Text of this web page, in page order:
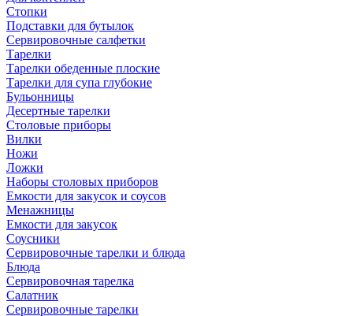
Стопки
Подставки для бутылок
Сервировочные салфетки
Тарелки
Тарелки обеденные плоские
Тарелки для супа глубокие
Бульонницы
Десертные тарелки
Столовые приборы
Вилки
Ножи
Ложки
Наборы столовых приборов
Емкости для закусок и соусов
Менажницы
Емкости для закусок
Соусники
Сервировочные тарелки и блюда
Блюда
Сервировочная тарелка
Салатник
Сервировочные тарелки